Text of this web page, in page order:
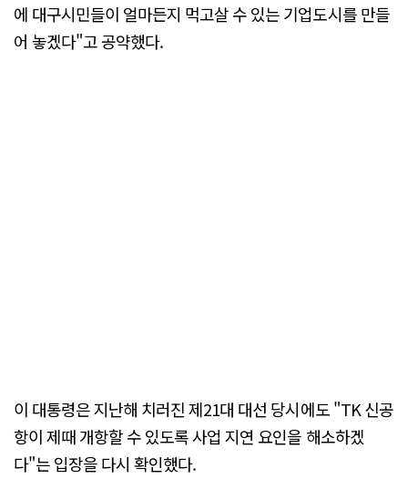
에 대구시민들이 얼마든지 먹고살 수 있는 기업도시를 만들
어 놓겠다"고 공약했다.
이 대통령은 지난해 치러진 제21대 대선 당시에도 "TK 신공
항이 제때 개항할 수 있도록 사업 지연 요인을 해소하겠
다"는 입장을 다시 확인했다.